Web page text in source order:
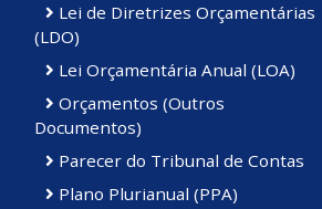
Lei de Diretrizes Orçamentárias
(LDO)
Lei Orçamentária Anual (LOA)
Orçamentos (Outros
Documentos)
Parecer do Tribunal de Contas
Plano Plurianual (PPA)